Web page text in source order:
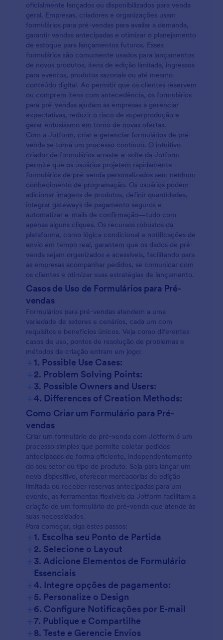
oficialmente lançados ou disponibilizados para venda
geral. Empresas, criadores e organizações usam
formulários para pré-vendas para avaliar a demanda,
garantir vendas antecipadas e otimizar o planejamento
de estoque para lançamentos futuros. Esses
formulários são comumente usados para lançamentos
de novos produtos, itens de edição limitada, ingressos
para eventos, produtos sazonais ou até mesmo
conteúdo digital. Ao permitir que os clientes reservem
ou comprem itens com antecedência, os formulários
para pré-vendas ajudam as empresas a gerenciar
expectativas, reduzir o risco de superprodução e
gerar entusiasmo em torno de novas ofertas.
Com a Jotform, criar e gerenciar formulários de pré-
venda se torna um processo contínuo. O intuitivo
criador de formulários arraste-e-solte da Jotform
permite que os usuários projetem rapidamente
formulários de pré-venda personalizados sem nenhum
conhecimento de programação. Os usuários podem
adicionar imagens de produtos, definir quantidades,
integrar gateways de pagamento seguros e
automatizar e-mails de confirmação—tudo com
apenas alguns cliques. Os recursos robustos da
plataforma, como lógica condicional e notificações de
envio em tempo real, garantem que os dados de pré-
venda sejam organizados e acessíveis, facilitando para
as empresas acompanhar pedidos, se comunicar com
os clientes e otimizar suas estratégias de lançamento.
Casos de Uso de Formulários para Pré-
vendas
Formulários para pré-vendas atendem a uma
variedade de setores e cenários, cada um com
requisitos e benefícios únicos. Veja como diferentes
casos de uso, pontos de resolução de problemas e
métodos de criação entram em jogo:
+1. Possible Use Cases:
+2. Problem Solving Points:
+3. Possible Owners and Users:
+4. Differences of Creation Methods:
Como Criar um Formulário para Pré-
vendas
Criar um formulário de pré-venda com Jotform é um
processo simples que permite coletar pedidos
antecipados de forma eficiente, independentemente
do seu setor ou tipo de produto. Seja para lançar um
novo dispositivo, oferecer mercadorias de edição
limitada ou receber reservas antecipadas para um
evento, as ferramentas flexíveis da Jotform facilitam a
criação de um formulário de pré-venda que atende às
suas necessidades.
Para começar, siga estes passos:
+1. Escolha seu Ponto de Partida
+2. Selecione o Layout
+3. Adicione Elementos de Formulário
Essenciais
+4. Integre opções de pagamento:
+5. Personalize o Design
+6. Configure Notificações por E-mail
+7. Publique e Compartilhe
+8. Teste e Gerencie Envios